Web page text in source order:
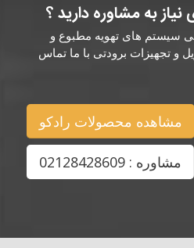
نیاز به مشاوره دارید ؟
سیستم های تهویه مطبوع و
و تجهیزات برودتی با ما تماس
مشاهده محصولات رادکو
مشاوره : 02128428609